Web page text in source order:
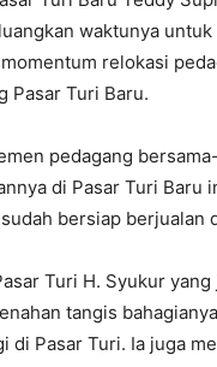
waktunya
relokasi
Pasar Turi Baru.
pedagang
di Pasar Turi Baru
bersiap berjualan
Turi H. Syukur
tangis
di Pasar Turi. Ia juga